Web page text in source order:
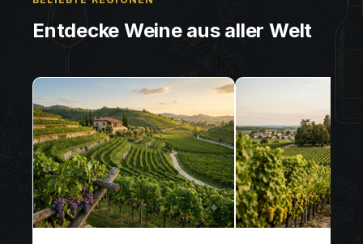
Entdecke Weine aus aller Welt